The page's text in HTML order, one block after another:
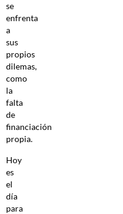
se
enfrenta
a
sus
propios
dilemas,
como
la
falta
de
financiación
propia.
Hoy
es
el
día
para